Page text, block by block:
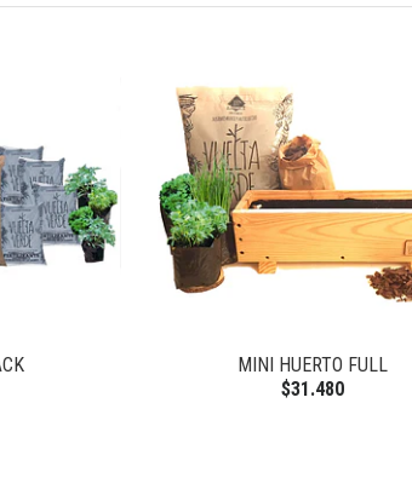
MINI HUERTO FULL
$31.480